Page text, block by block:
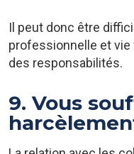
Il peut donc être
professionnelle et vie
des responsabilités.
9. Vous